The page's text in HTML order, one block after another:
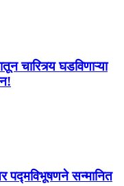
चारित्र्य घडविणाऱ्या
पद्मविभूषणने सन्मानित